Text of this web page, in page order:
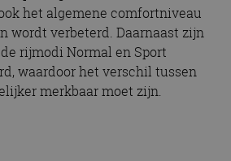
het algemene comfortniveau
wordt verbeterd. Daarnaast zijn
rijmodi Normal en Sport
waardoor het verschil tussen
merkbaar moet zijn.